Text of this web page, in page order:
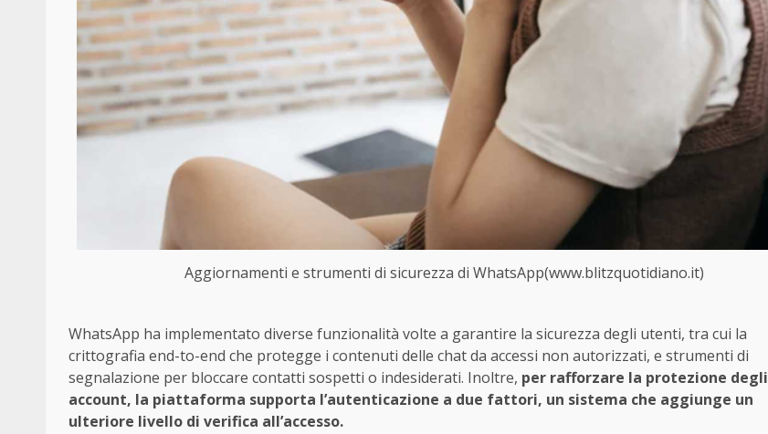
Aggiornamenti e strumenti di sicurezza di WhatsApp(www.blitzquotidiano.it)
WhatsApp ha implementato diverse funzionalità volte a garantire la sicurezza degli utenti, tra cui la
crittografia end-to-end che protegge i contenuti delle chat da accessi non autorizzati, e strumenti di
segnalazione per bloccare contatti sospetti o indesiderati. Inoltre, per rafforzare la protezione degli
account, la piattaforma supporta l’autenticazione a due fattori, un sistema che aggiunge un
ulteriore livello di verifica all’accesso.